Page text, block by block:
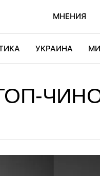
МНЕНИЯ
УКРАИНА